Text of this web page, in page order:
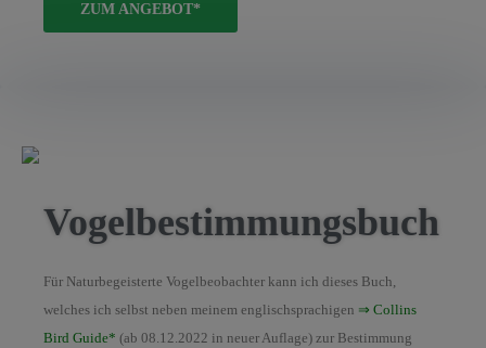
ZUM ANGEBOT*
Vogelbestimmungsbuch
Für Naturbegeisterte Vogelbeobachter kann ich dieses Buch,
welches ich selbst neben meinem englischsprachigen ⇒ Collins
Bird Guide* (ab 08.12.2022 in neuer Auflage) zur Bestimmung